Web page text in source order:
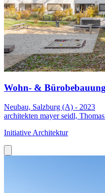
Wohn- &
Neubau, Salzburg (A) - 2023
architekten mayer seidl,
Initiative Architektur